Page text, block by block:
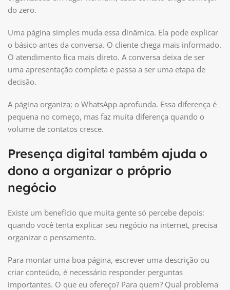
do zero.
Uma página simples muda essa dinâmica. Ela pode explicar
o básico antes da conversa. O cliente chega mais informado.
O atendimento fica mais direto. A conversa deixa de ser
uma apresentação completa e passa a ser uma etapa de
decisão.
A página organiza; o WhatsApp aprofunda. Essa diferença é
pequena no começo, mas faz muita diferença quando o
volume de contatos cresce.
Presença digital também ajuda o
dono a organizar o próprio
negócio
Existe um benefício que muita gente só percebe depois:
quando você tenta explicar seu negócio na internet, precisa
organizar o pensamento.
Para montar uma boa página, escrever uma descrição ou
criar conteúdo, é necessário responder perguntas
importantes. O que eu ofereço? Para quem? Qual problema